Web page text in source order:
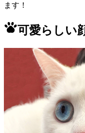
ます！
可愛らしい